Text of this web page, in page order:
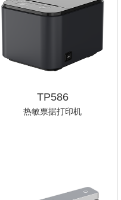
TP586
热敏票据打印机